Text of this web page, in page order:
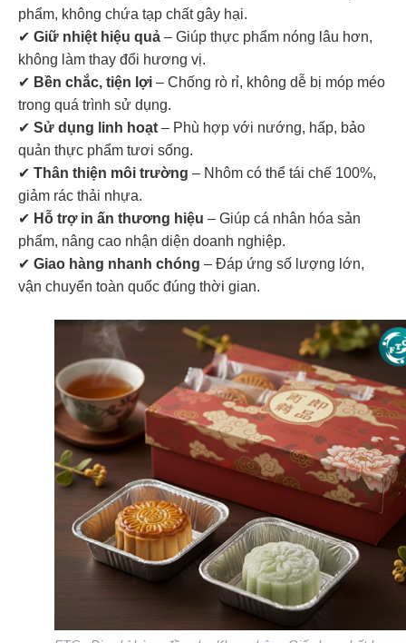
phẩm, không chứa tạp chất gây hại.
✔ Giữ nhiệt hiệu quả – Giúp thực phẩm nóng lâu hơn,
không làm thay đổi hương vị.
✔ Bền chắc, tiện lợi – Chống rò rỉ, không dễ bị móp méo
trong quá trình sử dụng.
✔ Sử dụng linh hoạt – Phù hợp với nướng, hấp, bảo
quản thực phẩm tươi sống.
✔ Thân thiện môi trường – Nhôm có thể tái chế 100%,
giảm rác thải nhựa.
✔ Hỗ trợ in ấn thương hiệu – Giúp cá nhân hóa sản
phẩm, nâng cao nhận diện doanh nghiệp.
✔ Giao hàng nhanh chóng – Đáp ứng số lượng lớn,
vận chuyển toàn quốc đúng thời gian.